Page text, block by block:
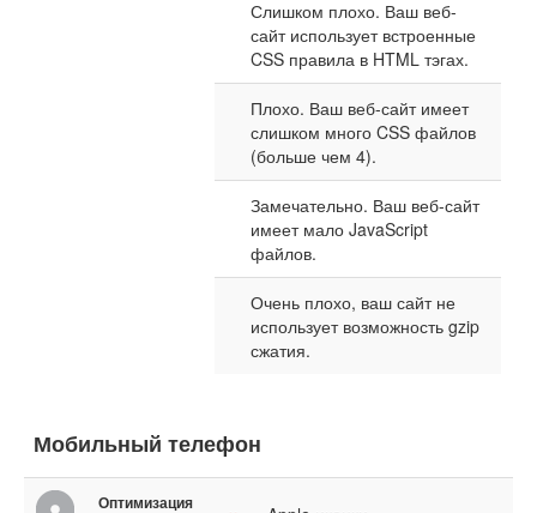
Слишком плохо. Ваш веб-
сайт использует встроенные
CSS правила в HTML тэгах.
Плохо. Ваш веб-сайт имеет
слишком много CSS файлов
(больше чем 4).
Замечательно. Ваш веб-сайт
имеет мало JavaScript
файлов.
Очень плохо, ваш сайт не
использует возможность gzip
сжатия.
Мобильный телефон
Оптимизация